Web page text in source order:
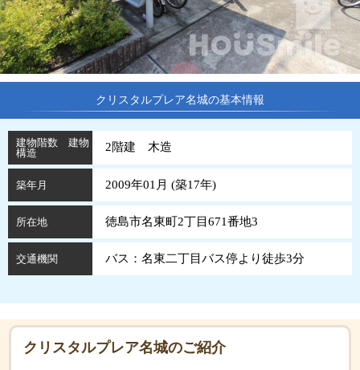
クリスタルプレア名城の基本情報
建物階数 建物
構造
2階建 木造
築年月 2009年01月 (築17年)
所在地 徳島市名東町2丁目671番地3
交通機関 バス：名東二丁目バス停より徒歩3分
クリスタルプレア名城のご紹介